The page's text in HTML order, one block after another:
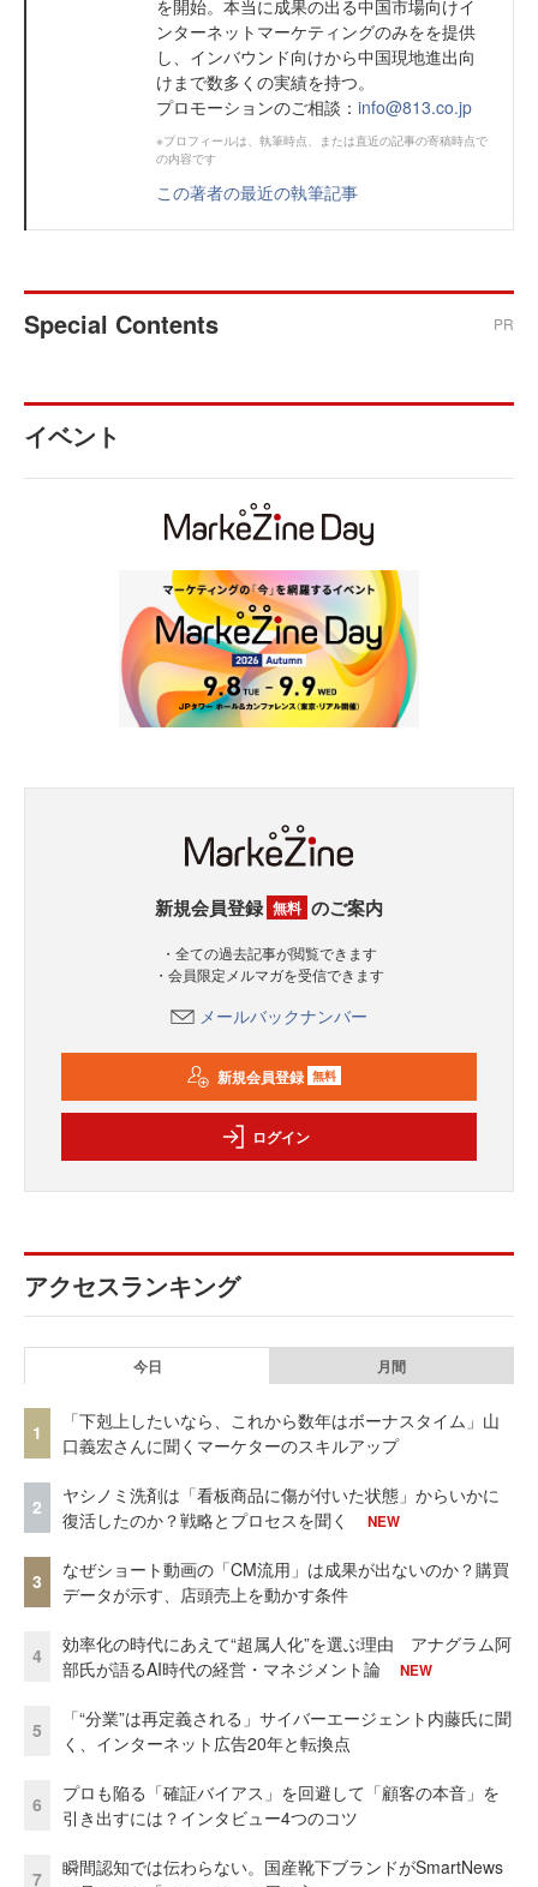
を開始。本当に成果の出る中国市場向けイ
ンターネットマーケティングのみをを提供
し、インバウンド向けから中国現地進出向
けまで数多くの実績を持つ。
プロモーションのご相談： info@813.co.jp
※プロフィールは、執筆時点、または直近の記事の寄稿時点で
の内容です
この著者の最近の執筆記事
Special Contents PR
イベント
新規会員登録 無料 のご案内
・全ての過去記事が閲覧できます
・会員限定メルマガを受信できます
メールバックナンバー
新規会員登録 無料
ログイン
アクセスランキング
今日 月間
1
「下剋上したいなら、これから数年はボーナスタイム」山
口義宏さんに聞くマーケターのスキルアップ
2
ヤシノミ洗剤は「看板商品に傷が付いた状態」からいかに
復活したのか？戦略とプロセスを聞く
NEW
3
なぜショート動画の「CM流用」は成果が出ないのか？購買
データが示す、店頭売上を動かす条件
4
効率化の時代にあえて“超属人化”を選ぶ理由 アナグラム阿
部氏が語るAI時代の経営・マネジメント論
NEW
5
「“分業”は再定義される」サイバーエージェント内藤氏に聞
く、インターネット広告20年と転換点
6
プロも陥る「確証バイアス」を回避して「顧客の本音」を
引き出すには？インタビュー4つのコツ
7
瞬間認知では伝わらない。国産靴下ブランドがSmartNews